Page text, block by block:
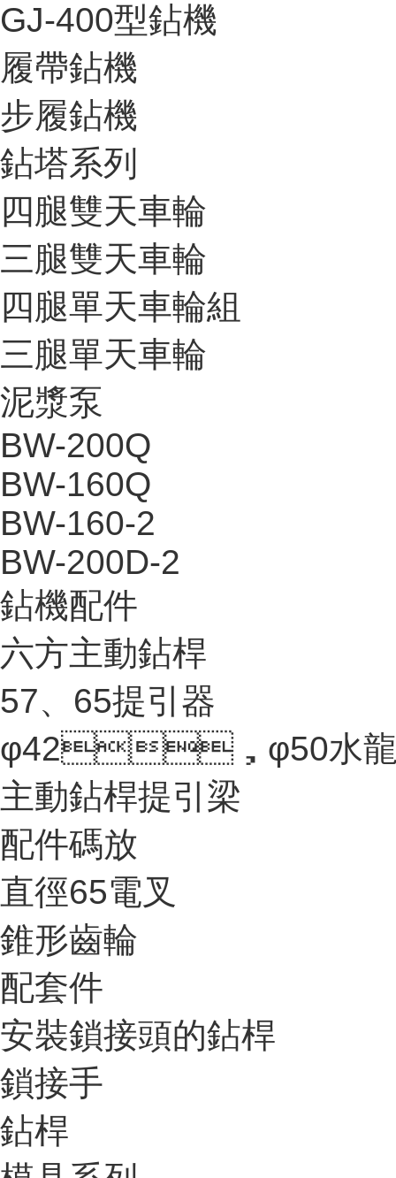
GJ-400型鉆機
履帶鉆機
步履鉆機
鉆塔系列
四腿雙天車輪
三腿雙天車輪
四腿單天車輪組
三腿單天車輪
泥漿泵
BW-200Q
BW-160Q
BW-160-2
BW-200D-2
鉆機配件
六方主動鉆桿
57、65提引器
φ42，φ50水
主動鉆桿提引梁
配件碼放
直徑65電叉
錐形齒輪
配套件
安裝鎖接頭的鉆桿
鎖接手
鉆桿